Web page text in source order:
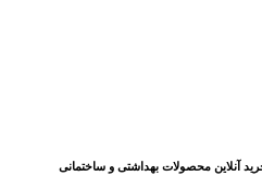
آنلاین محصولات بهداشتی و ساختمانی